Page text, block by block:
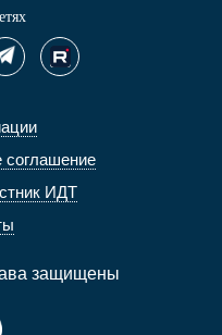
соглашение
ИДТ
защищены